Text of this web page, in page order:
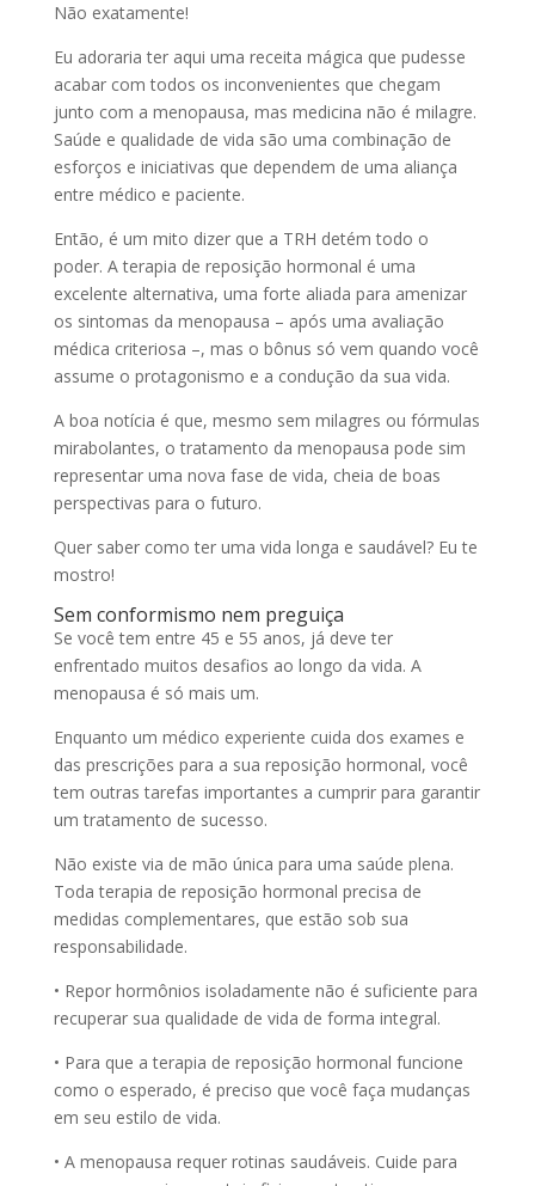
Não exatamente!
Eu adoraria ter aqui uma receita mágica que pudesse
acabar com todos os inconvenientes que chegam
junto com a menopausa, mas medicina não é milagre.
Saúde e qualidade de vida são uma combinação de
esforços e iniciativas que dependem de uma aliança
entre médico e paciente.
Então, é um mito dizer que a TRH detém todo o
poder. A terapia de reposição hormonal é uma
excelente alternativa, uma forte aliada para amenizar
os sintomas da menopausa – após uma avaliação
médica criteriosa –, mas o bônus só vem quando você
assume o protagonismo e a condução da sua vida.
A boa notícia é que, mesmo sem milagres ou fórmulas
mirabolantes, o tratamento da menopausa pode sim
representar uma nova fase de vida, cheia de boas
perspectivas para o futuro.
Quer saber como ter uma vida longa e saudável? Eu te
mostro!
Sem conformismo nem preguiça
Se você tem entre 45 e 55 anos, já deve ter
enfrentado muitos desafios ao longo da vida. A
menopausa é só mais um.
Enquanto um médico experiente cuida dos exames e
das prescrições para a sua reposição hormonal, você
tem outras tarefas importantes a cumprir para garantir
um tratamento de sucesso.
Não existe via de mão única para uma saúde plena.
Toda terapia de reposição hormonal precisa de
medidas complementares, que estão sob sua
responsabilidade.
• Repor hormônios isoladamente não é suficiente para
recuperar sua qualidade de vida de forma integral.
• Para que a terapia de reposição hormonal funcione
como o esperado, é preciso que você faça mudanças
em seu estilo de vida.
• A menopausa requer rotinas saudáveis. Cuide para